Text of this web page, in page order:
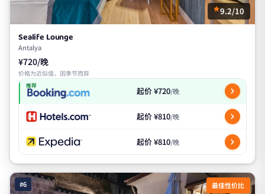
9.2/10
Sealife Lounge
Antalya
¥720/晚
价格为近似值，因季节而异
推荐 起价 ¥720/晚
起价 ¥810/晚
起价 ¥810/晚
#6 最佳性价比